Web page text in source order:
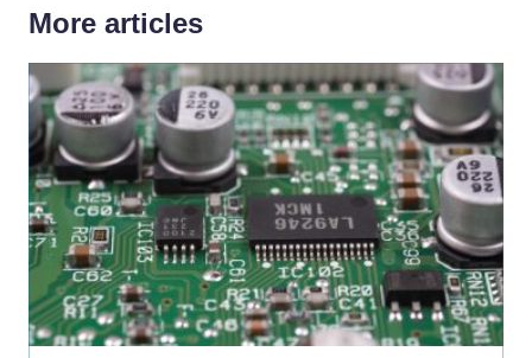
More articles